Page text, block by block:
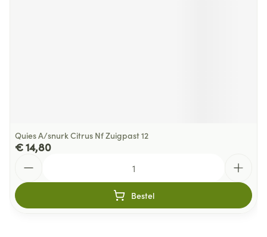
Quies A/snurk Citrus Nf Zuigpast 12
€ 14,80
Bestel